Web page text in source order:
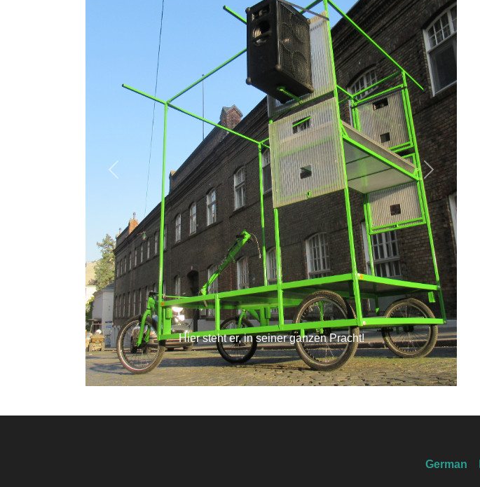
Hier steht er, in seiner ganzen Pracht!
Previous Next
German